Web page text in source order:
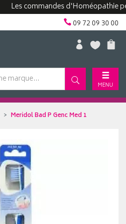
Les commandes d'Homéopathie
09 72 09 30 00
MENU
Meridol Bad P Genc Med 1